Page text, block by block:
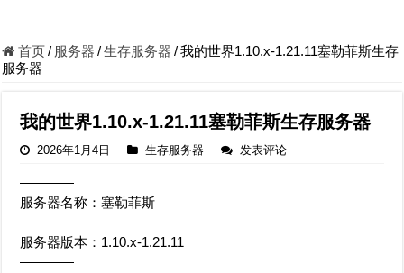
首页/ 服务器 /生存服务器 /我的世界1.10.x-1.21.11塞勒菲斯生存
服务器
我的世界1.10.x-1.21.11塞勒菲斯生存服务器
2026年1月4日 生存服务器 发表评论
————
服务器名称：塞勒菲斯
————
服务器版本：1.10.x-1.21.11
————